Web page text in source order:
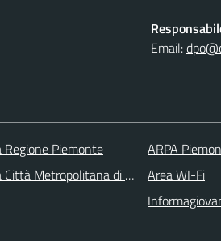
Email:
Piemonte
Metropolitana di Torino
ARPA
Area WI-Fi